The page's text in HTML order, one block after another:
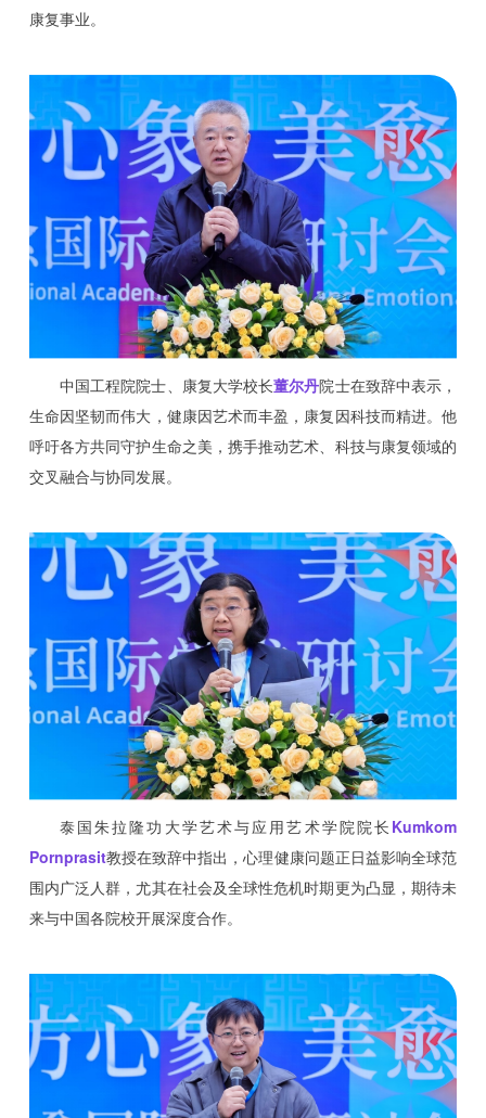
康复事业。
中国工程院院士、康复大学校长董尔丹院士在致辞中表示，
生命因坚韧而伟大，健康因艺术而丰盈，康复因科技而精进。他
呼吁各方共同守护生命之美，携手推动艺术、科技与康复领域的
交叉融合与协同发展。
泰国朱拉隆功大学艺术与应用艺术学院院长 Kumkom
Pornprasit教授在致辞中指出，心理健康问题正日益影响全球范
围内广泛人群，尤其在社会及全球性危机时期更为凸显，期待未
来与中国各院校开展深度合作。